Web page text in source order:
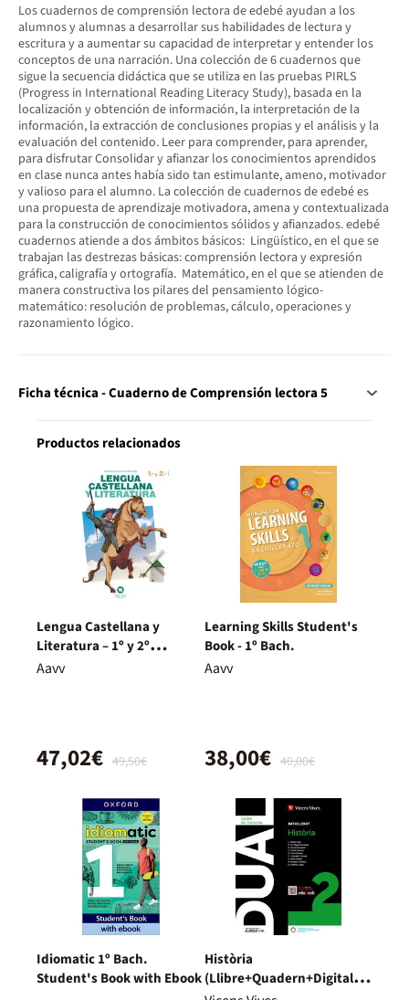
Los cuadernos de comprensión lectora de edebé ayudan a los
alumnos y alumnas a desarrollar sus habilidades de lectura y
escritura y a aumentar su capacidad de interpretar y entender los
conceptos de una narración. Una colección de 6 cuadernos que
sigue la secuencia didáctica que se utiliza en las pruebas PIRLS
(Progress in International Reading Literacy Study), basada en la
localización y obtención de información, la interpretación de la
información, la extracción de conclusiones propias y el análisis y la
evaluación del contenido. Leer para comprender, para aprender,
para disfrutar Consolidar y afianzar los conocimientos aprendidos
en clase nunca antes había sido tan estimulante, ameno, motivador
y valioso para el alumno. La colección de cuadernos de edebé es
una propuesta de aprendizaje motivadora, amena y contextualizada
para la construcción de conocimientos sólidos y afianzados. edebé
cuadernos atiende a dos ámbitos básicos:  Lingüístico, en el que se
trabajan las destrezas básicas: comprensión lectora y expresión
gráfica, caligrafía y ortografía.  Matemático, en el que se atienden de
manera constructiva los pilares del pensamiento lógico-
matemático: resolución de problemas, cálculo, operaciones y
razonamiento lógico.
Ficha técnica - Cuaderno de Comprensión lectora 5
Productos relacionados
Lengua Castellana y
Literatura – 1º y 2º
Bachillerato – Nuevo
Aavv
49,50€
47,02€
Learning Skills Student's
Book - 1º Bach.
Aavv
40,00€
38,00€
Idiomatic 1º Bach.
Student's Book with Ebook
Història
(Llibre+Quadern+Digital)